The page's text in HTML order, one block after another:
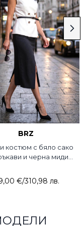
BRZ
костюм с бяло сако
и черна миди
€/310,98 лв.